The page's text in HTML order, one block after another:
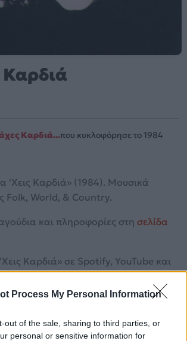
Process My Personal Information
out of the sale, sharing to third parties, or
personal or sensitive information for
Καρδιά
Καρδιά...που κυκλοφόρησε το 1984
'Χεις Καρδιά» (1984). Μουσικά
Folk, World, & Country.
και πληροφορίες στη σελίδα
Καρδιά» σε Spotify, YouTube και